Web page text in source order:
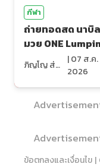
กีฬา
ถ่ายทอดสด นาบิ
มวย ONE
(7ส.ค.69)
ภิญโญ ส่องแสง |07 ส.ค.
2026
ข้อตกลงและเงื่อนไข |